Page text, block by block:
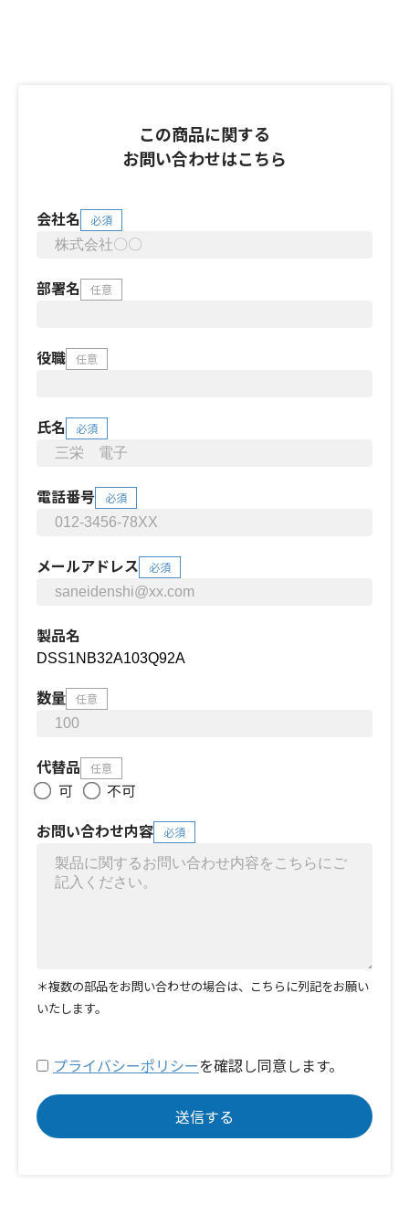
この商品に関する
お問い合わせはこちら
会社名 必須
部署名 任意
役職 任意
氏名 必須
電話番号 必須
メールアドレス 必須
製品名
数量 任意
代替品 任意
可
不可
お問い合わせ内容
必須
＊複数の部品をお問い合わせの場合は、こちらに列記をお願い
いたします。
プライバシーポリシーを確認し同意します。